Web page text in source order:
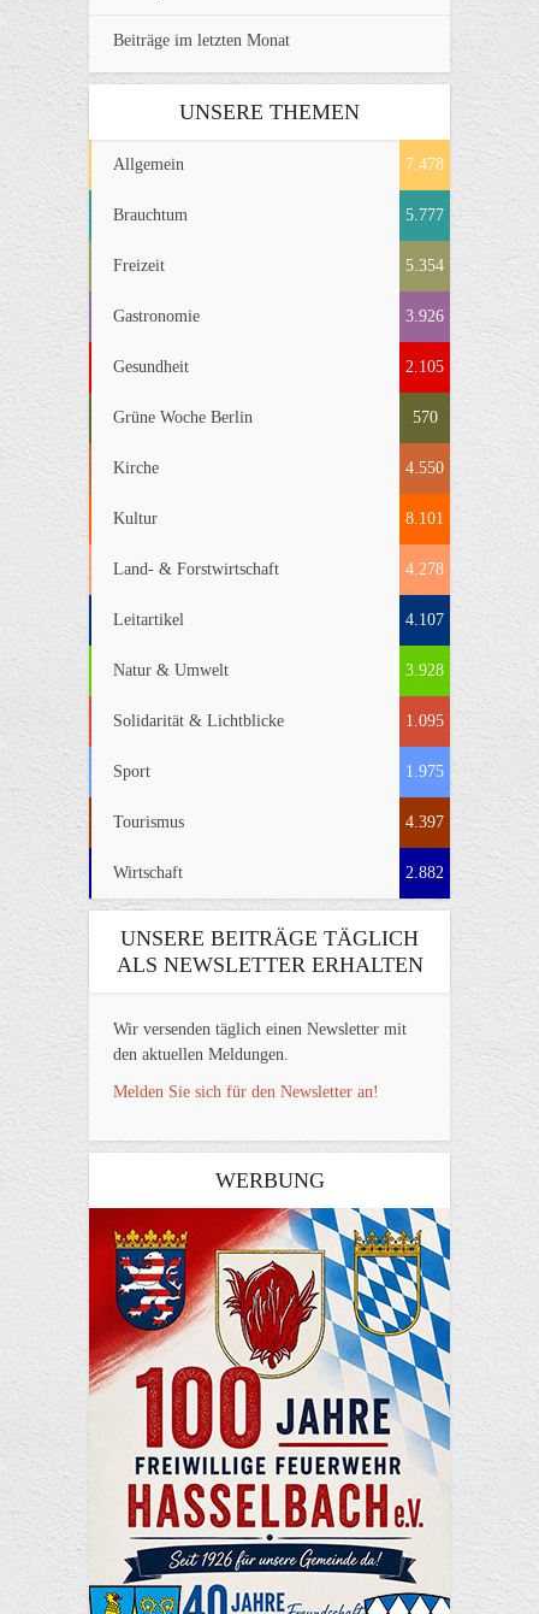
Beiträge im letzten Monat
UNSERE THEMEN
Allgemein 7.478
Brauchtum 5.777
Freizeit 5.354
Gastronomie 3.926
Gesundheit 2.105
Grüne Woche Berlin 570
Kirche 4.550
Kultur 8.101
Land- & Forstwirtschaft 4.278
Leitartikel 4.107
Natur & Umwelt 3.928
Solidarität & Lichtblicke 1.095
Sport 1.975
Tourismus 4.397
Wirtschaft 2.882
UNSERE BEITRÄGE TÄGLICH
ALS NEWSLETTER ERHALTEN
Wir versenden täglich einen Newsletter mit
den aktuellen Meldungen.
Melden Sie sich für den Newsletter an!
WERBUNG